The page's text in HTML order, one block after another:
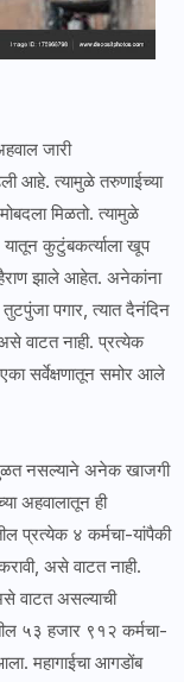
जारी
आहे. त्यामुळे तरुणाईच्या
मिळतो. त्यामुळे
कुटुंबकर्त्याला खूप
हैराण झाले आहेत. अनेकांना
पगार, त्यात दैनंदिन
वाटत नाही. प्रत्येक
सर्वेक्षणातून समोर आले
जुळत नसल्याने अनेक खाजगी
अहवालातून ही
प्रत्येक ४ कर्मचा-यांपैकी
असे वाटत नाही.
वाटत असल्याची
५३ हजार ९१२ कर्मचा-
महागाईचा आगडोंब